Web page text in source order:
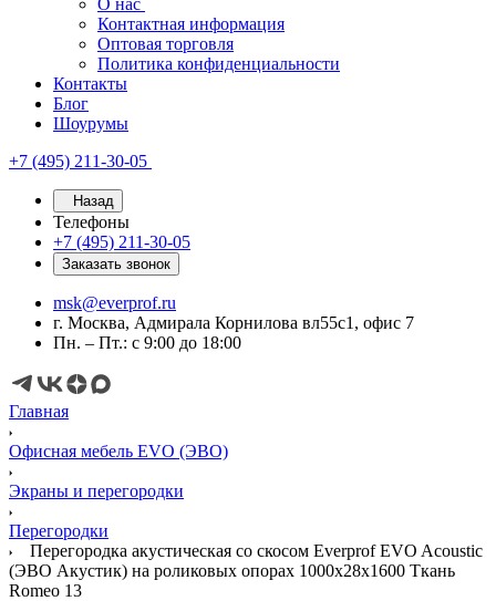
О нас
Контактная информация
Оптовая торговля
Политика конфиденциальности
Контакты
Блог
Шоурумы
+7 (495) 211-30-05
Назад
Телефоны
+7 (495) 211-30-05
Заказать звонок
msk@everprof.ru
г. Москва, Адмирала Корнилова вл55с1, офис 7
Пн. – Пт.: с 9:00 до 18:00
Главная
Офисная мебель EVO (ЭВО)
Экраны и перегородки
Перегородки
Перегородка акустическая со скосом Everprof EVO Acoustic
(ЭВО Акустик) на роликовых опорах 1000х28х1600 Ткань
Romeo 13